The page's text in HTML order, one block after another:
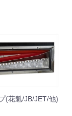
(花魁/JB/JET/他)